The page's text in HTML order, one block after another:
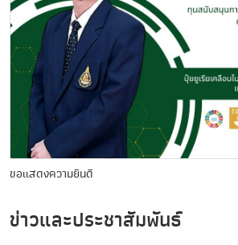
ขอแสดงความยินดี
ข่าวและประชาสัมพันธ์